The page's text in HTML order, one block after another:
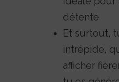
détente
Et surtout,
intrépide,
afficher